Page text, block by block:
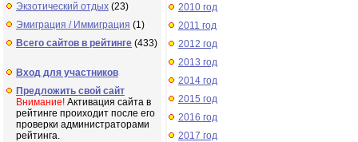
Экзотический отдых (23)
Эмиграция / Иммиграция (1)
Всего сайтов в рейтинге (433)
Вход для участников
Предложить свой сайт
Внимание! Активация сайта в
рейтинге проиходит после его
проверки администраторами
рейтинга.
2010 год
2011 год
2012 год
2013 год
2014 год
2015 год
2016 год
2017 год